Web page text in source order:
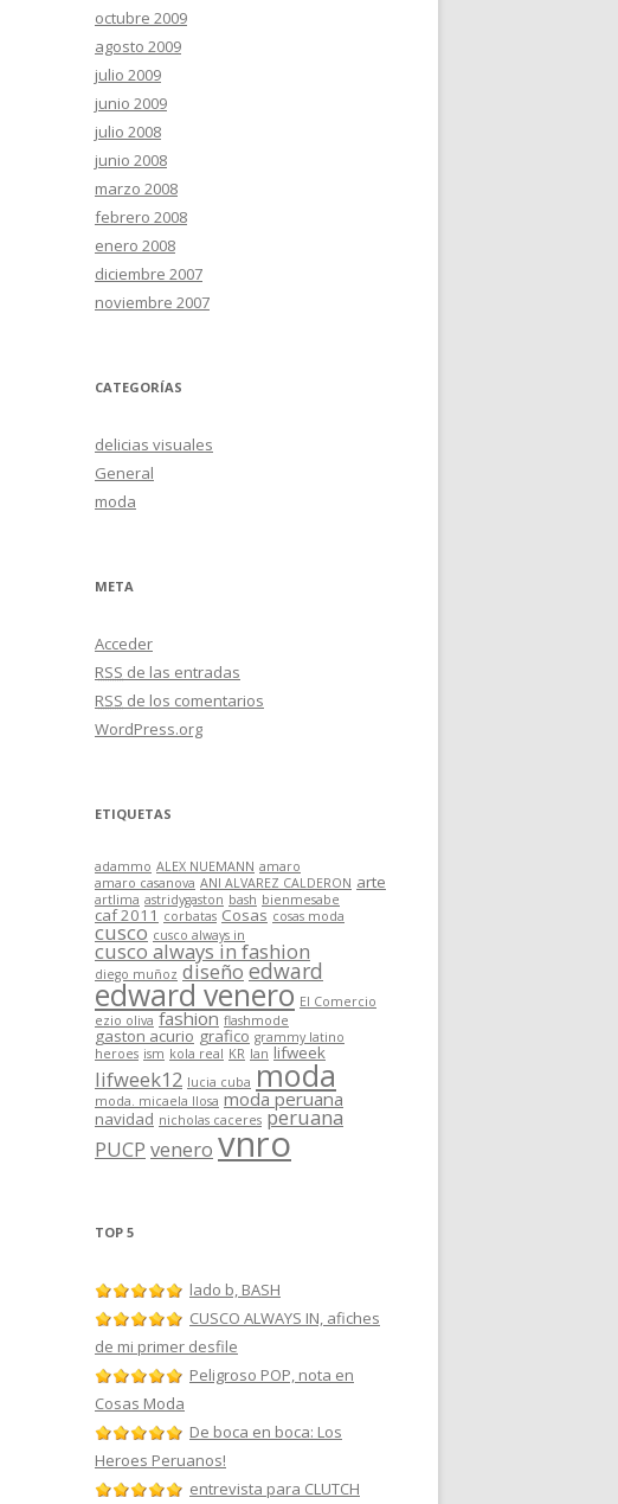
octubre 2009
agosto 2009
julio 2009
junio 2009
julio 2008
junio 2008
marzo 2008
febrero 2008
enero 2008
diciembre 2007
noviembre 2007
CATEGORÍAS
delicias visuales
General
moda
META
Acceder
RSS de las entradas
RSS de los comentarios
WordPress.org
ETIQUETAS
adammo ALEX NUEMANN amaro
amaro casanova ANI ALVAREZ CALDERON arte
artlima astridygaston bash bienmesabe
caf 2011 corbatas Cosas cosas moda
cusco cusco always in
cusco always in fashion
diego muñoz diseño edward
edward venero El Comercio
ezio oliva fashion flashmode
gaston acurio grafico grammy latino
heroes ism kola real KR lan lifweek
lifweek12 lucia cuba moda
moda. micaela llosa moda peruana
navidad nicholas caceres peruana
PUCP venero vnro
TOP 5
lado b, BASH
CUSCO ALWAYS IN, afiches
de mi primer desfile
Peligroso POP, nota en
Cosas Moda
De boca en boca: Los
Heroes Peruanos!
entrevista para CLUTCH